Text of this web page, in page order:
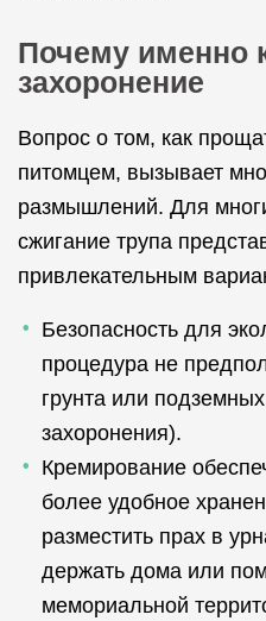
Почему именно
захоронение
Вопрос о том, как
питомцем, вызывает
размышлений. Для
сжигание трупа
привлекательным
Безопасность для
процедура не
грунта или
захоронения).
Кремирование
более удобное
разместить прах в
держать дома или
мемориальной